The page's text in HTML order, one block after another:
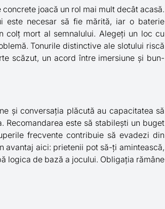
joacă un rol mai mult decât acasă.
este necesar să fie mărită, iar o baterie
colț mort al semnalului. Alegeți un loc cu
Tonurile distinctive ale slotului riscă
scăzut, un acord între imersiune și bun-
și conversația plăcută au capacitatea să
Recomandarea este să stabilești un buget
frecvente contribuie să evadezi din
avantaj aici: prietenii pot să-ți amintească,
logica de bază a jocului. Obligația rămâne